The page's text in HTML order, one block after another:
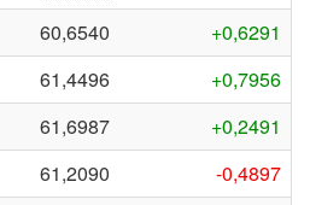
60,6540
+0,6291
61,4496
+0,7956
61,6987
+0,2491
61,2090
-0,4897